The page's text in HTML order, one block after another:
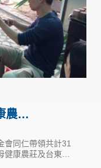
農
心
會同仁帶領共計31
康農莊及台東迦